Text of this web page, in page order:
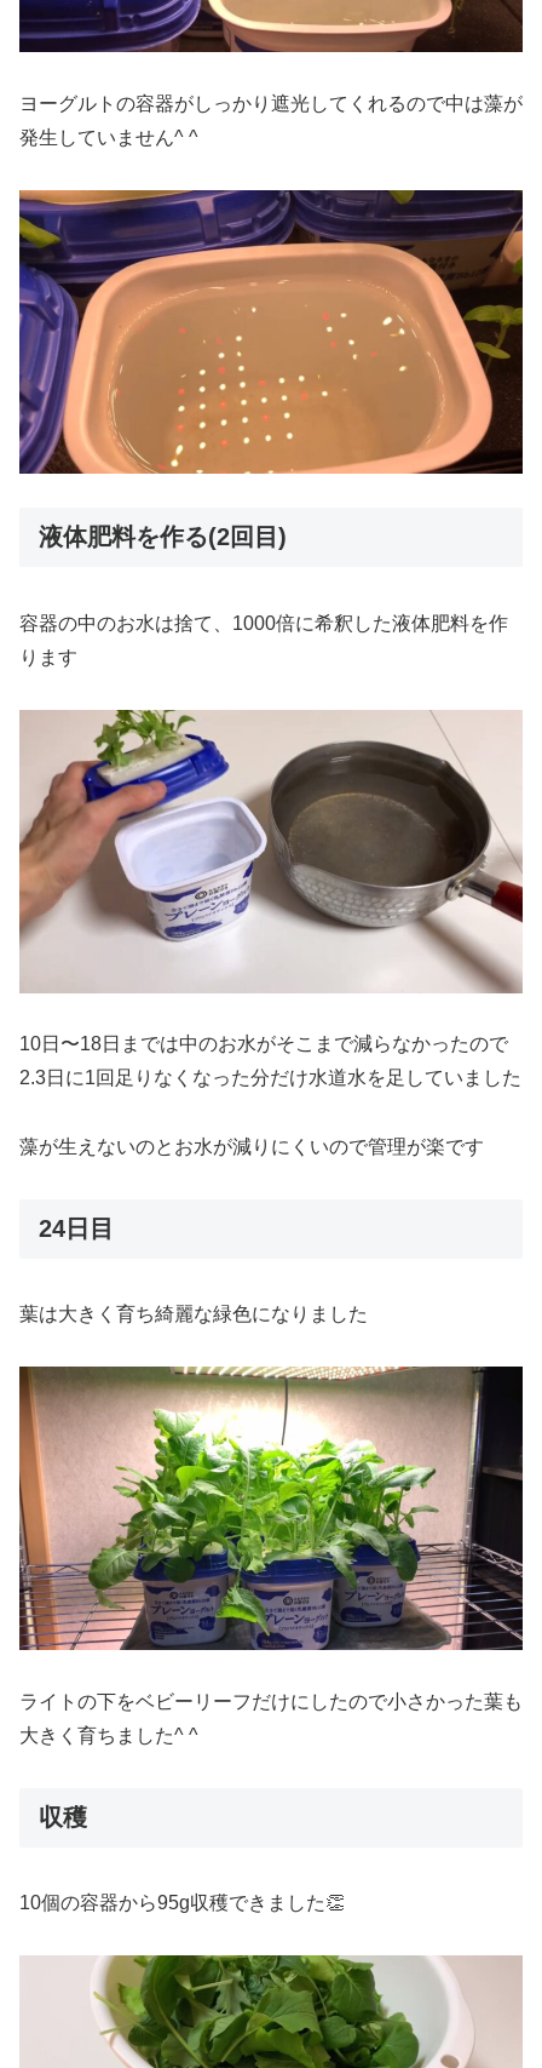
ヨーグルトの容器がしっかり遮光してくれるので中は藻が
発生していません^ ^
液体肥料を作る(2回目)
容器の中のお水は捨て、1000倍に希釈した液体肥料を作
ります
10日〜18日までは中のお水がそこまで減らなかったので
2.3日に1回足りなくなった分だけ水道水を足していました
藻が生えないのとお水が減りにくいので管理が楽です
24日目
葉は大きく育ち綺麗な緑色になりました
ライトの下をベビーリーフだけにしたので小さかった葉も
大きく育ちました^ ^
収穫
10個の容器から95g収穫できました👏